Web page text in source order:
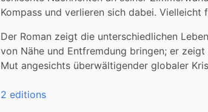
Kompass und verlieren sich dabei. Vielleicht
Der Roman zeigt die unterschiedlichen
von Nähe und Entfremdung bringen; er
Mut angesichts überwältigender globaler
2 editions